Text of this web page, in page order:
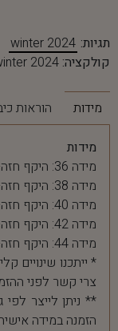
תגיות: winter 2024
קולקציה: 2024
מידות הוראות
מידות
מידה 36: היקף חזה- 90 ס"מ, היקף מותן- 68 ס"מ
מידה 38: היקף חזה- 94 ס"מ, היקף מותן- 72 ס"מ
מידה 40: היקף חזה- 98 ס"מ, היקף מותן- 76 ס"מ
מידה 42: היקף חזה- 102 ס"מ, היקף מותן- 80 ס"מ
מידה 44: היקף חזה- 106 ס"מ, היקף מותן- 84 ס"מ
* ייתכנו שינויים
צרי קשר לפני
** ניתן לייצר
הזמנה במידה